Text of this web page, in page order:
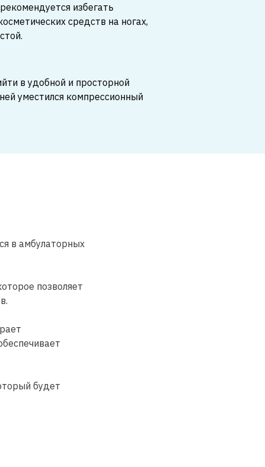
избегать
средств на ногах,
в удобной и просторной
уместился компрессионный
в амбулаторных
позволяет
будет